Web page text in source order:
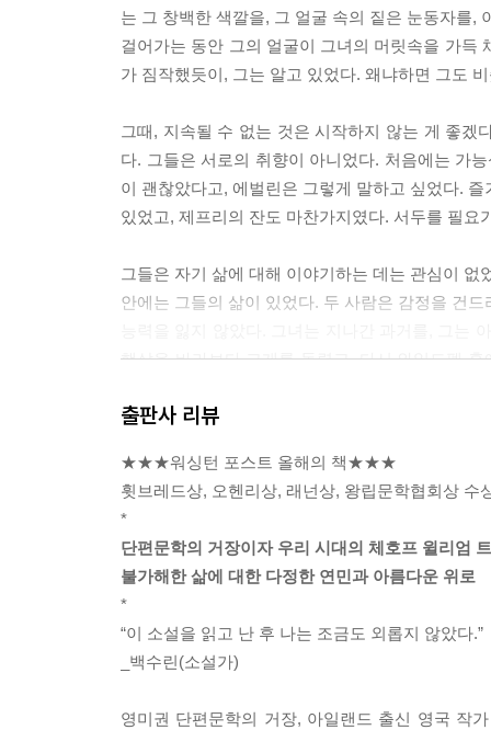
는 그 창백한 색깔을, 그 얼굴 속의 짙은 눈동자를,
걸어가는 동안 그의 얼굴이 그녀의 머릿속을 가득
가 짐작했듯이, 그는 알고 있었다. 왜냐하면 그도
그때, 지속될 수 없는 것은 시작하지 않는 게 좋
다. 그들은 서로의 취향이 아니었다. 처음에는 가
이 괜찮았다고, 에벌린은 그렇게 말하고 싶었다.
있었고, 제프리의 잔도 마찬가지였다. 서두를 필요
그들은 자기 삶에 대해 이야기하는 데는 관심이
안에는 그들의 삶이 있었다. 두 사람은 감정을 건
햇살을 바라보다 고개를 돌렸고, 다시 와일드펠
같다. 또 한 칸 계단을 오를 때 그의 두 눈이 감겨
에 물었던 담배 두 개비는 계단 카펫 위에 떨어졌
그가 굴러떨어진다. 난간이 부서진다. 쿵 소리가
32~133
이 음악은 쏜살같이 달려나가다 부드러워졌고,
아무도 앉지 않은 의자 위에, 꽃병과 장식품 위에
출판사 리뷰
★★★워싱턴 포스트 올해의 책★★★
휫브레드상, 오헨리상, 래넌상, 왕립문학협회상 수
*
단편문학의 거장이자 우리 시대의 체호프 윌리엄
불가해한 삶에 대한 다정한 연민과 아름다운 위로
*
“이 소설을 읽고 난 후 나는 조금도 외롭지 않았다.”
_백수린(소설가)
영미권 단편문학의 거장, 아일랜드 출신 영국 작